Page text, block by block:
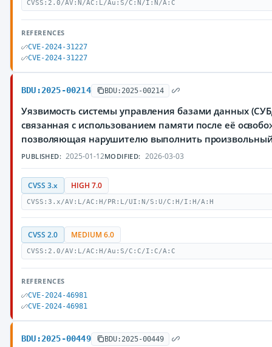
CVSS:2.0/AV:N/AC:L/Au:S/C:N/I:N/A:C
REFERENCES
CVE-2024-31227
CVE-2024-31227
BDU:2025-00214 BDU:2025-00214
Уязвимость системы управления базами данных
связанная с использованием памяти после её
позволяющая нарушителю выполнить
PUBLISHED: 2025-01-12MODIFIED: 2026-03-03
CVSS 3.x HIGH 7.0
CVSS:3.x/AV:L/AC:H/PR:L/UI:N/S:U/C:H/I:H/A:H
CVSS 2.0 MEDIUM 6.0
CVSS:2.0/AV:L/AC:H/Au:S/C:C/I:C/A:C
REFERENCES
CVE-2024-46981
CVE-2024-46981
BDU:2025-00449 BDU:2025-00449